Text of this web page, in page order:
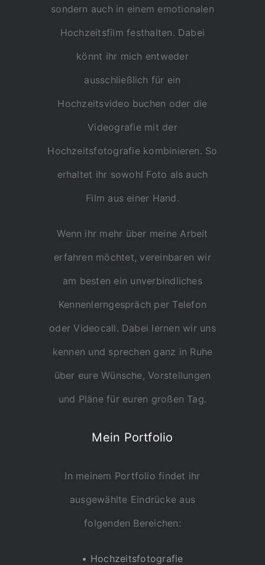
sondern auch in einem emotionalen
Hochzeitsfilm festhalten. Dabei
könnt ihr mich entweder
ausschließlich für ein
Hochzeitsvideo buchen oder die
Videografie mit der
Hochzeitsfotografie kombinieren. So
erhaltet ihr sowohl Foto als auch
Film aus einer Hand.
Wenn ihr mehr über meine Arbeit
erfahren möchtet, vereinbaren wir
am besten ein unverbindliches
Kennenlerngespräch per Telefon
oder Videocall. Dabei lernen wir uns
kennen und sprechen ganz in Ruhe
über eure Wünsche, Vorstellungen
und Pläne für euren großen Tag.
Mein Portfolio
In meinem Portfolio findet ihr
ausgewählte Eindrücke aus
folgenden Bereichen:
• Hochzeitsfotografie